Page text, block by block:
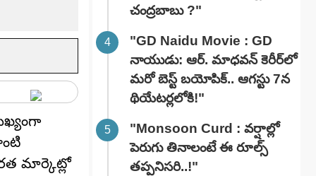
మార్కెట్లో
చంద్రబాబు ?"
"GD Naidu Movie : GD
నాయుడు: ఆర్. మాధవన్‌ కెరీర్‌లో
మరో బెస్ట్ బయోపిక్.. ఆగస్టు 7న
థియేటర్లలోకి!"
"Monsoon Curd : వర్షాల్లో
పెరుగు తినాలంటే ఈ రూల్స్
తప్పనిసరి..!"